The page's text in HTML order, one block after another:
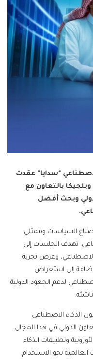
"سدايا" عقدت
بالتعاون مع
وبحث أفضل
السياسات وممثلي
تهدف الجلسات إلى
الاصطناعي، وعرض تجربة
إلى استعراض
لدعم الجهود الدولية
الذكاء الاصطناعي
الدولي في هذا المجال.
وتطبيقات الذكاء
نحو الاستخدام